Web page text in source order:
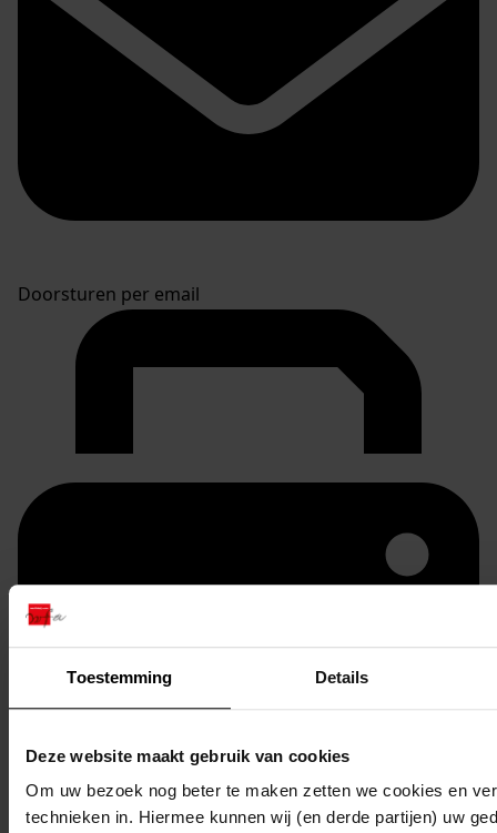
Toestemming Details
Deze website maakt gebruik van cookies
Om uw bezoek nog beter te maken zetten we cookies en
technieken in. Hiermee kunnen wij (en derde partijen) uw
Doorsturen per email
Printen
duurzaam webadres